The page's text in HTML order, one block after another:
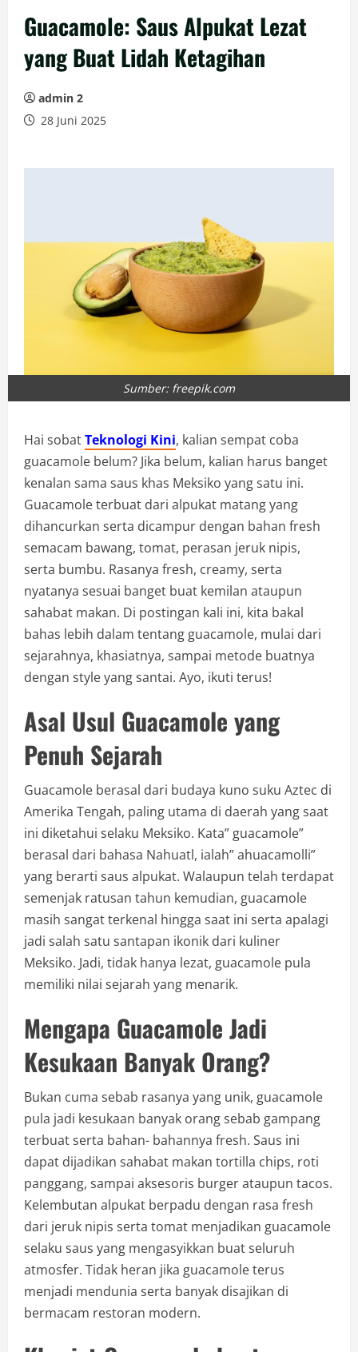
Guacamole: Saus Alpukat Lezat
yang Buat Lidah Ketagihan
admin 2
28 Juni 2025
Sumber: freepik.com
Hai sobatTeknologi Kini, kalian sempat coba
guacamole belum? Jika belum, kalian harus banget
kenalan sama saus khas Meksiko yang satu ini.
Guacamole terbuat dari alpukat matang yang
dihancurkan serta dicampur dengan bahan fresh
semacam bawang, tomat, perasan jeruk nipis,
serta bumbu. Rasanya fresh, creamy, serta
nyatanya sesuai banget buat kemilan ataupun
sahabat makan. Di postingan kali ini, kita bakal
bahas lebih dalam tentang guacamole, mulai dari
sejarahnya, khasiatnya, sampai metode buatnya
dengan style yang santai. Ayo, ikuti terus!
Asal Usul Guacamole yang
Penuh Sejarah
Guacamole berasal dari budaya kuno suku Aztec di
Amerika Tengah, paling utama di daerah yang saat
ini diketahui selaku Meksiko. Kata” guacamole”
berasal dari bahasa Nahuatl, ialah” ahuacamolli”
yang berarti saus alpukat. Walaupun telah terdapat
semenjak ratusan tahun kemudian, guacamole
masih sangat terkenal hingga saat ini serta apalagi
jadi salah satu santapan ikonik dari kuliner
Meksiko. Jadi, tidak hanya lezat, guacamole pula
memiliki nilai sejarah yang menarik.
Mengapa Guacamole Jadi
Kesukaan Banyak Orang?
Bukan cuma sebab rasanya yang unik, guacamole
pula jadi kesukaan banyak orang sebab gampang
terbuat serta bahan- bahannya fresh. Saus ini
dapat dijadikan sahabat makan tortilla chips, roti
panggang, sampai aksesoris burger ataupun tacos.
Kelembutan alpukat berpadu dengan rasa fresh
dari jeruk nipis serta tomat menjadikan guacamole
selaku saus yang mengasyikkan buat seluruh
atmosfer. Tidak heran jika guacamole terus
menjadi mendunia serta banyak disajikan di
bermacam restoran modern.